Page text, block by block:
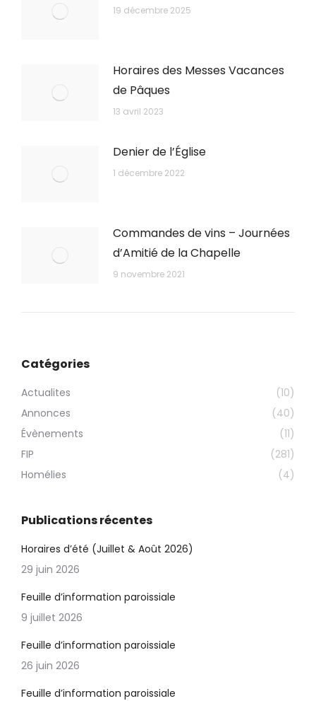
19 décembre 2025
Horaires des Messes Vacances
de Pâques
13 avril 2023
Denier de l’Église
1 décembre 2022
Commandes de vins – Journées
d’Amitié de la Chapelle
9 novembre 2021
Catégories
Actualites
(10)
Annonces
(40)
Évènements
(11)
FIP
(281)
Homélies
(4)
Publications récentes
Horaires d’été (Juillet & Août 2026)
29 juin 2026
Feuille d’information paroissiale
9 juillet 2026
Feuille d’information paroissiale
26 juin 2026
Feuille d’information paroissiale